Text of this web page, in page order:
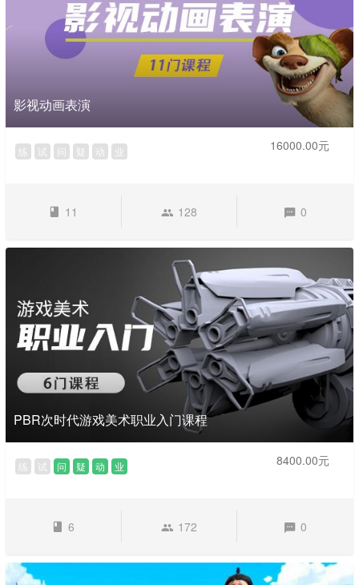
影视动画表演
练 试 问 疑 动 业 16000.00元
11 128 0
PBR次时代游戏美术职业入门课程
练 试 问 疑 动 业 8400.00元
6 172 0